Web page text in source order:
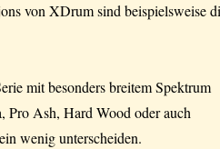
von XDrum sind beispielsweise
mit besonders breitem Spektrum
Pro Ash, Hard Wood oder auch
wenig unterscheiden.